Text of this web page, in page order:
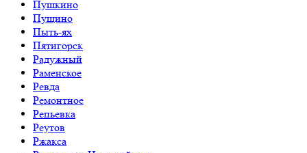
Пушкино
Пущино
Пыть-ях
Пятигорск
Радужный
Раменское
Ревда
Ремонтное
Репьевка
Реутов
Ржакса